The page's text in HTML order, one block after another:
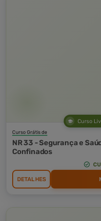
Curso
Curso Grátis de
NR 33 - Segurança e
Confinados
DETALHES